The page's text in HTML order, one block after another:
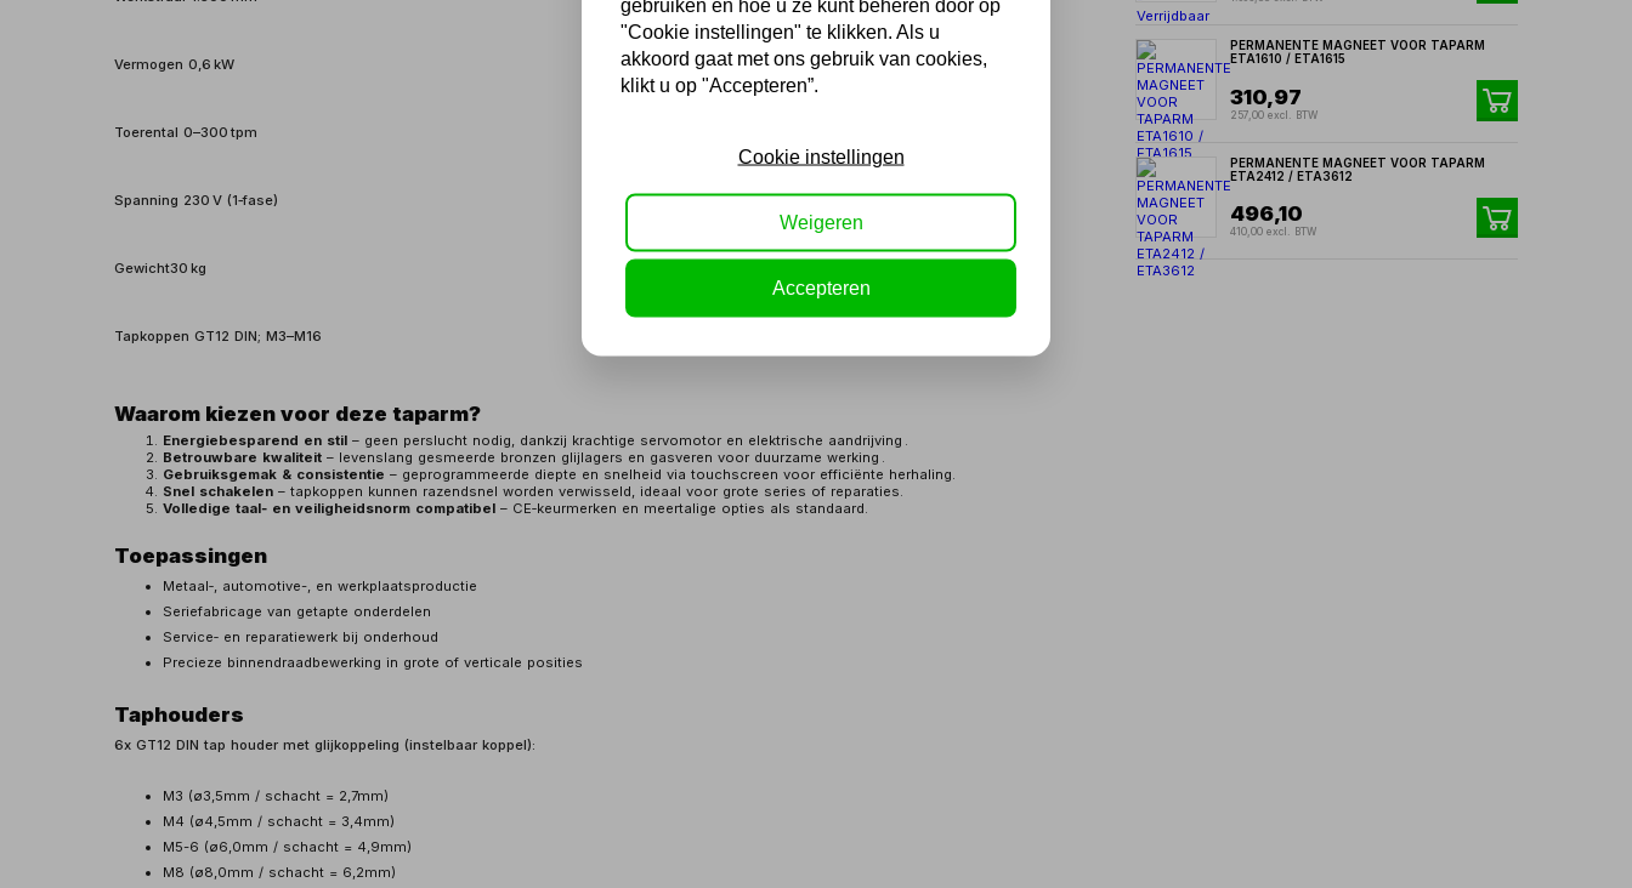
Vermogen 0,6 kW
Toerental 0–300 tpm
Spanning 230 V (1‑fase)
Gewicht30 kg
Tapkoppen GT12 DIN; M3–M16
Waarom kiezen voor deze taparm?
Energiebesparend en stil – geen perslucht nodig, dankzij krachtige servomotor en elektrische aandrijving .
Betrouwbare kwaliteit – levenslang gesmeerde bronzen glijlagers en gasveren voor duurzame werking .
Gebruiksgemak & consistentie – geprogrammeerde diepte en snelheid via touchscreen voor efficiënte herhaling.
Snel schakelen – tapkoppen kunnen razendsnel worden verwisseld, ideaal voor grote series of reparaties.
Volledige taal‑ en veiligheidsnorm compatibel – CE‑keurmerken en meertalige opties als standaard.
Toepassingen
Metaal‑, automotive-, en werkplaatsproductie
Seriefabricage van getapte onderdelen
Service‑ en reparatiewerk bij onderhoud
Precieze binnendraadbewerking in grote of verticale posities
Taphouders
6x GT12 DIN tap houder met glijkoppeling (instelbaar koppel):
M3 (ø3,5mm / schacht = 2,7mm)
M4 (ø4,5mm / schacht = 3,4mm)
M5-6 (ø6,0mm / schacht = 4,9mm)
M8 (ø8,0mm / schacht = 6,2mm)
PERMANENTE MAGNEET VOOR TAPARM
ETA1610 / ETA1615
310,97
257,00 excl. BTW
PERMANENTE MAGNEET VOOR TAPARM
ETA2412 / ETA3612
496,10
410,00 excl. BTW
gebruiken en hoe u ze kunt beheren door op
"Cookie instellingen" te klikken. Als u
akkoord gaat met ons gebruik van cookies,
klikt u op "Accepteren”.
Cookie instellingen
Weigeren
Accepteren